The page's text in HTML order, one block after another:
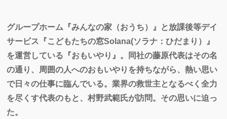
グループホーム『みんなの家（おうち）』と放課後等デイ
サービス『こどもたちの窓Solana(ソラナ：ひだまり）』
を運営している『おもいやり』。同社の藤原代表はその名
の通り、周囲の人へのおもいやりを持ちながら、熱い思い
で日々の仕事に臨んでいる。業界の救世主となるべく全力
を尽くす代表のもと、村野武範氏が訪問。その思いに迫っ
た。